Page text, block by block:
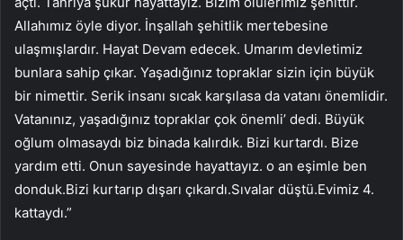
Allahımız öyle diyor. İnşallah şehitlik mertebesine
ulaşmışlardır. Hayat Devam edecek. Umarım devletimiz
bunlara sahip çıkar. Yaşadığınız topraklar sizin için büyük
bir nimettir. Serik insanı sıcak karşılasa da vatanı önemlidir.
Vatanınız, yaşadığınız topraklar çok önemli’ dedi. Büyük
oğlum olmasaydı biz binada kalırdık. Bizi kurtardı. Bize
yardım etti. Onun sayesinde hayattayız. o an eşimle ben
donduk.Bizi kurtarıp dışarı çıkardı.Sıvalar düştü.Evimiz 4.
kattaydı.”